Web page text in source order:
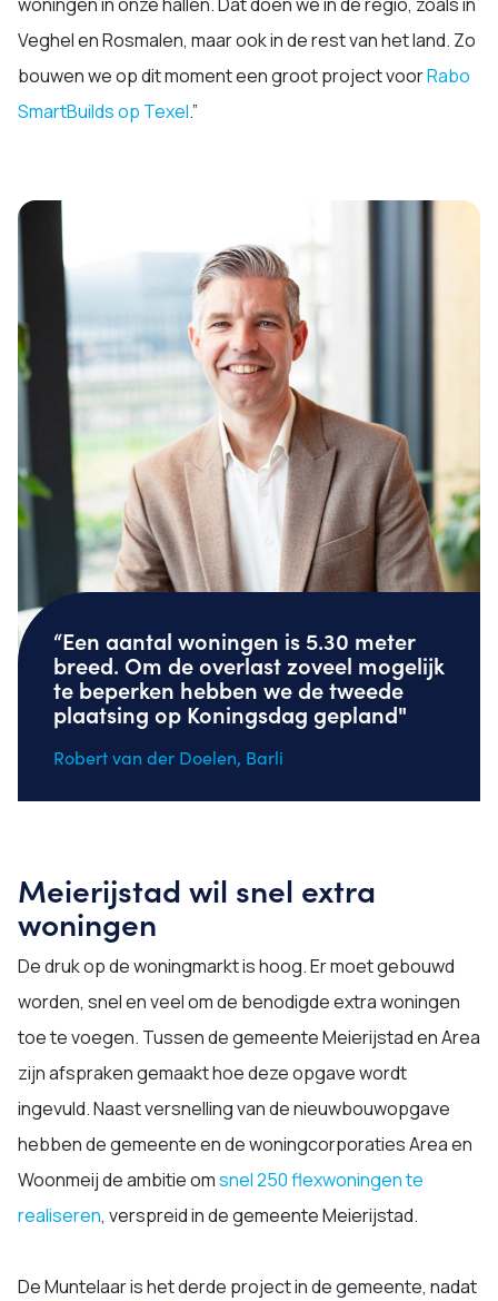
Veghel en Rosmalen, maar ook in de rest van het land. Zo
bouwen we op dit moment een groot project voorRabo
SmartBuilds op Texel.”
“Een aantal woningen is 5.30 meter
breed. Om de overlast zoveel mogelijk
te beperken hebben we de tweede
plaatsing op Koningsdag gepland"
Robert van der Doelen, Barli
Meierijstad wil snel extra
woningen
De druk op de woningmarkt is hoog. Er moet gebouwd
worden, snel en veel om de benodigde extra woningen
toe te voegen. Tussen de gemeente Meierijstad en Area
zijn afspraken gemaakt hoe deze opgave wordt
ingevuld. Naast versnelling van de nieuwbouwopgave
hebben de gemeente en de woningcorporaties Area en
Woonmeij de ambitie omsnel 250 flexwoningen te
realiseren, verspreid in de gemeente Meierijstad.
De Muntelaar is het derde project in de gemeente, nadat